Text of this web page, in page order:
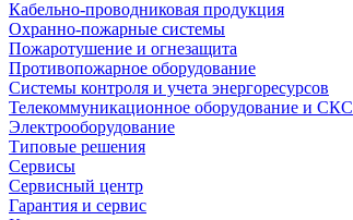
Кабельно-проводниковая продукция
Охранно-пожарные системы
Пожаротушение и огнезащита
Противопожарное оборудование
Системы контроля и учета энергоресурсов
Телекоммуникационное оборудование и СКС
Электрооборудование
Типовые решения
Сервисы
Сервисный центр
Гарантия и сервис